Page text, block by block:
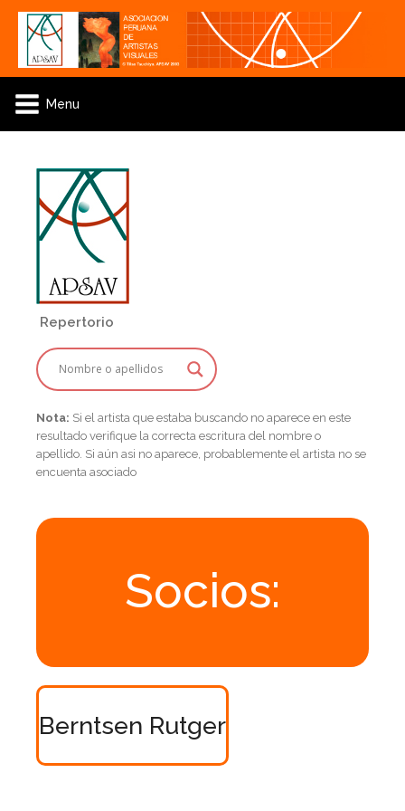
Menu
Repertorio
Nota: Si el artista que estaba buscando no aparece en este
resultado verifique la correcta escritura del nombre o
apellido. Si aún asi no aparece, probablemente el artista no se
encuenta asociado
Socios:
Berntsen Rutger